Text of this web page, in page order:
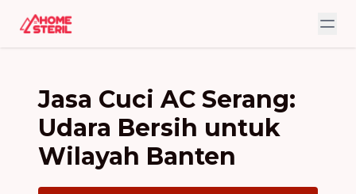
Jasa Cuci AC Serang:
Udara Bersih untuk
Wilayah Banten